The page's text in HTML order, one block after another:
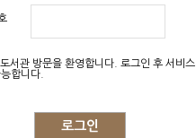
서관 방문을 환영합니다. 로그인 후 서비스
합니다.
로그인